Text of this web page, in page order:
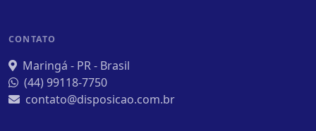
CONTATO
Maringá - PR - Brasil
(44) 99118-7750
contato@disposicao.com.br